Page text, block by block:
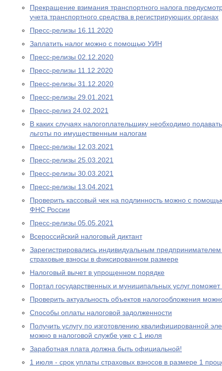
Прекращение взимания транспортного налога
учета транспортного средства в регистрирующих органах
Пресс-релизы 16.11.2020
Заплатить налог можно с помощью УИН
Пресс-релизы 02.12.2020
Пресс-релизы 11.12.2020
Пресс-релизы 31.12.2020
Пресс-релизы 29.01.2021
Пресс-релиз 24.02.2021
В каких случаях налогоплательщику необходимо
льготы по имущественным налогам
Пресс-релизы 12.03.2021
Пресс-релизы 25.03.2021
Пресс-релизы 30.03.2021
Пресс-релизы 13.04.2021
Проверить кассовый чек на подлинность можно с
ФНС России
Пресс-релизы 05.05.2021
Всероcсийский налоговый диктант
Зарегистрировались индивидуальным
страховые взносы в фиксированном размере
Налоговый вычет в упрощенном порядке
Портал государственных и муниципальных услуг
Проверить актуальность объектов налогообложения
Способы оплаты налоговой задолженности
Получить услугу по изготовлению квалифицированной
можно в налоговой службе уже с 1 июля
Заработная плата должна быть официальной!
1 июля - срок уплаты страховых взносов в размере 1